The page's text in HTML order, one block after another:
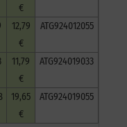
€
12,79
€
ATG924012055
11,79
€
ATG924019033
19,65
€
ATG924019055